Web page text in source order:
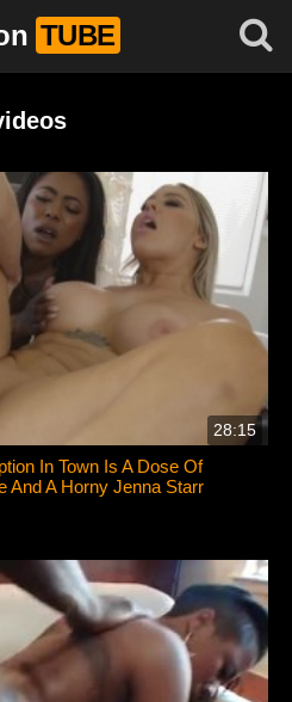
TUBE
28:15
In Town Is A Dose Of
And A Horny Jenna Starr